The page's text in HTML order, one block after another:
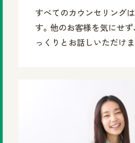
すべてのカウンセリング
す。他のお客様を気にせず
っくりとお話しいただけま